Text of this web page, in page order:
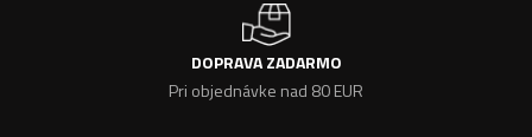
DOPRAVA ZADARMO
Pri objednávke nad 80 EUR